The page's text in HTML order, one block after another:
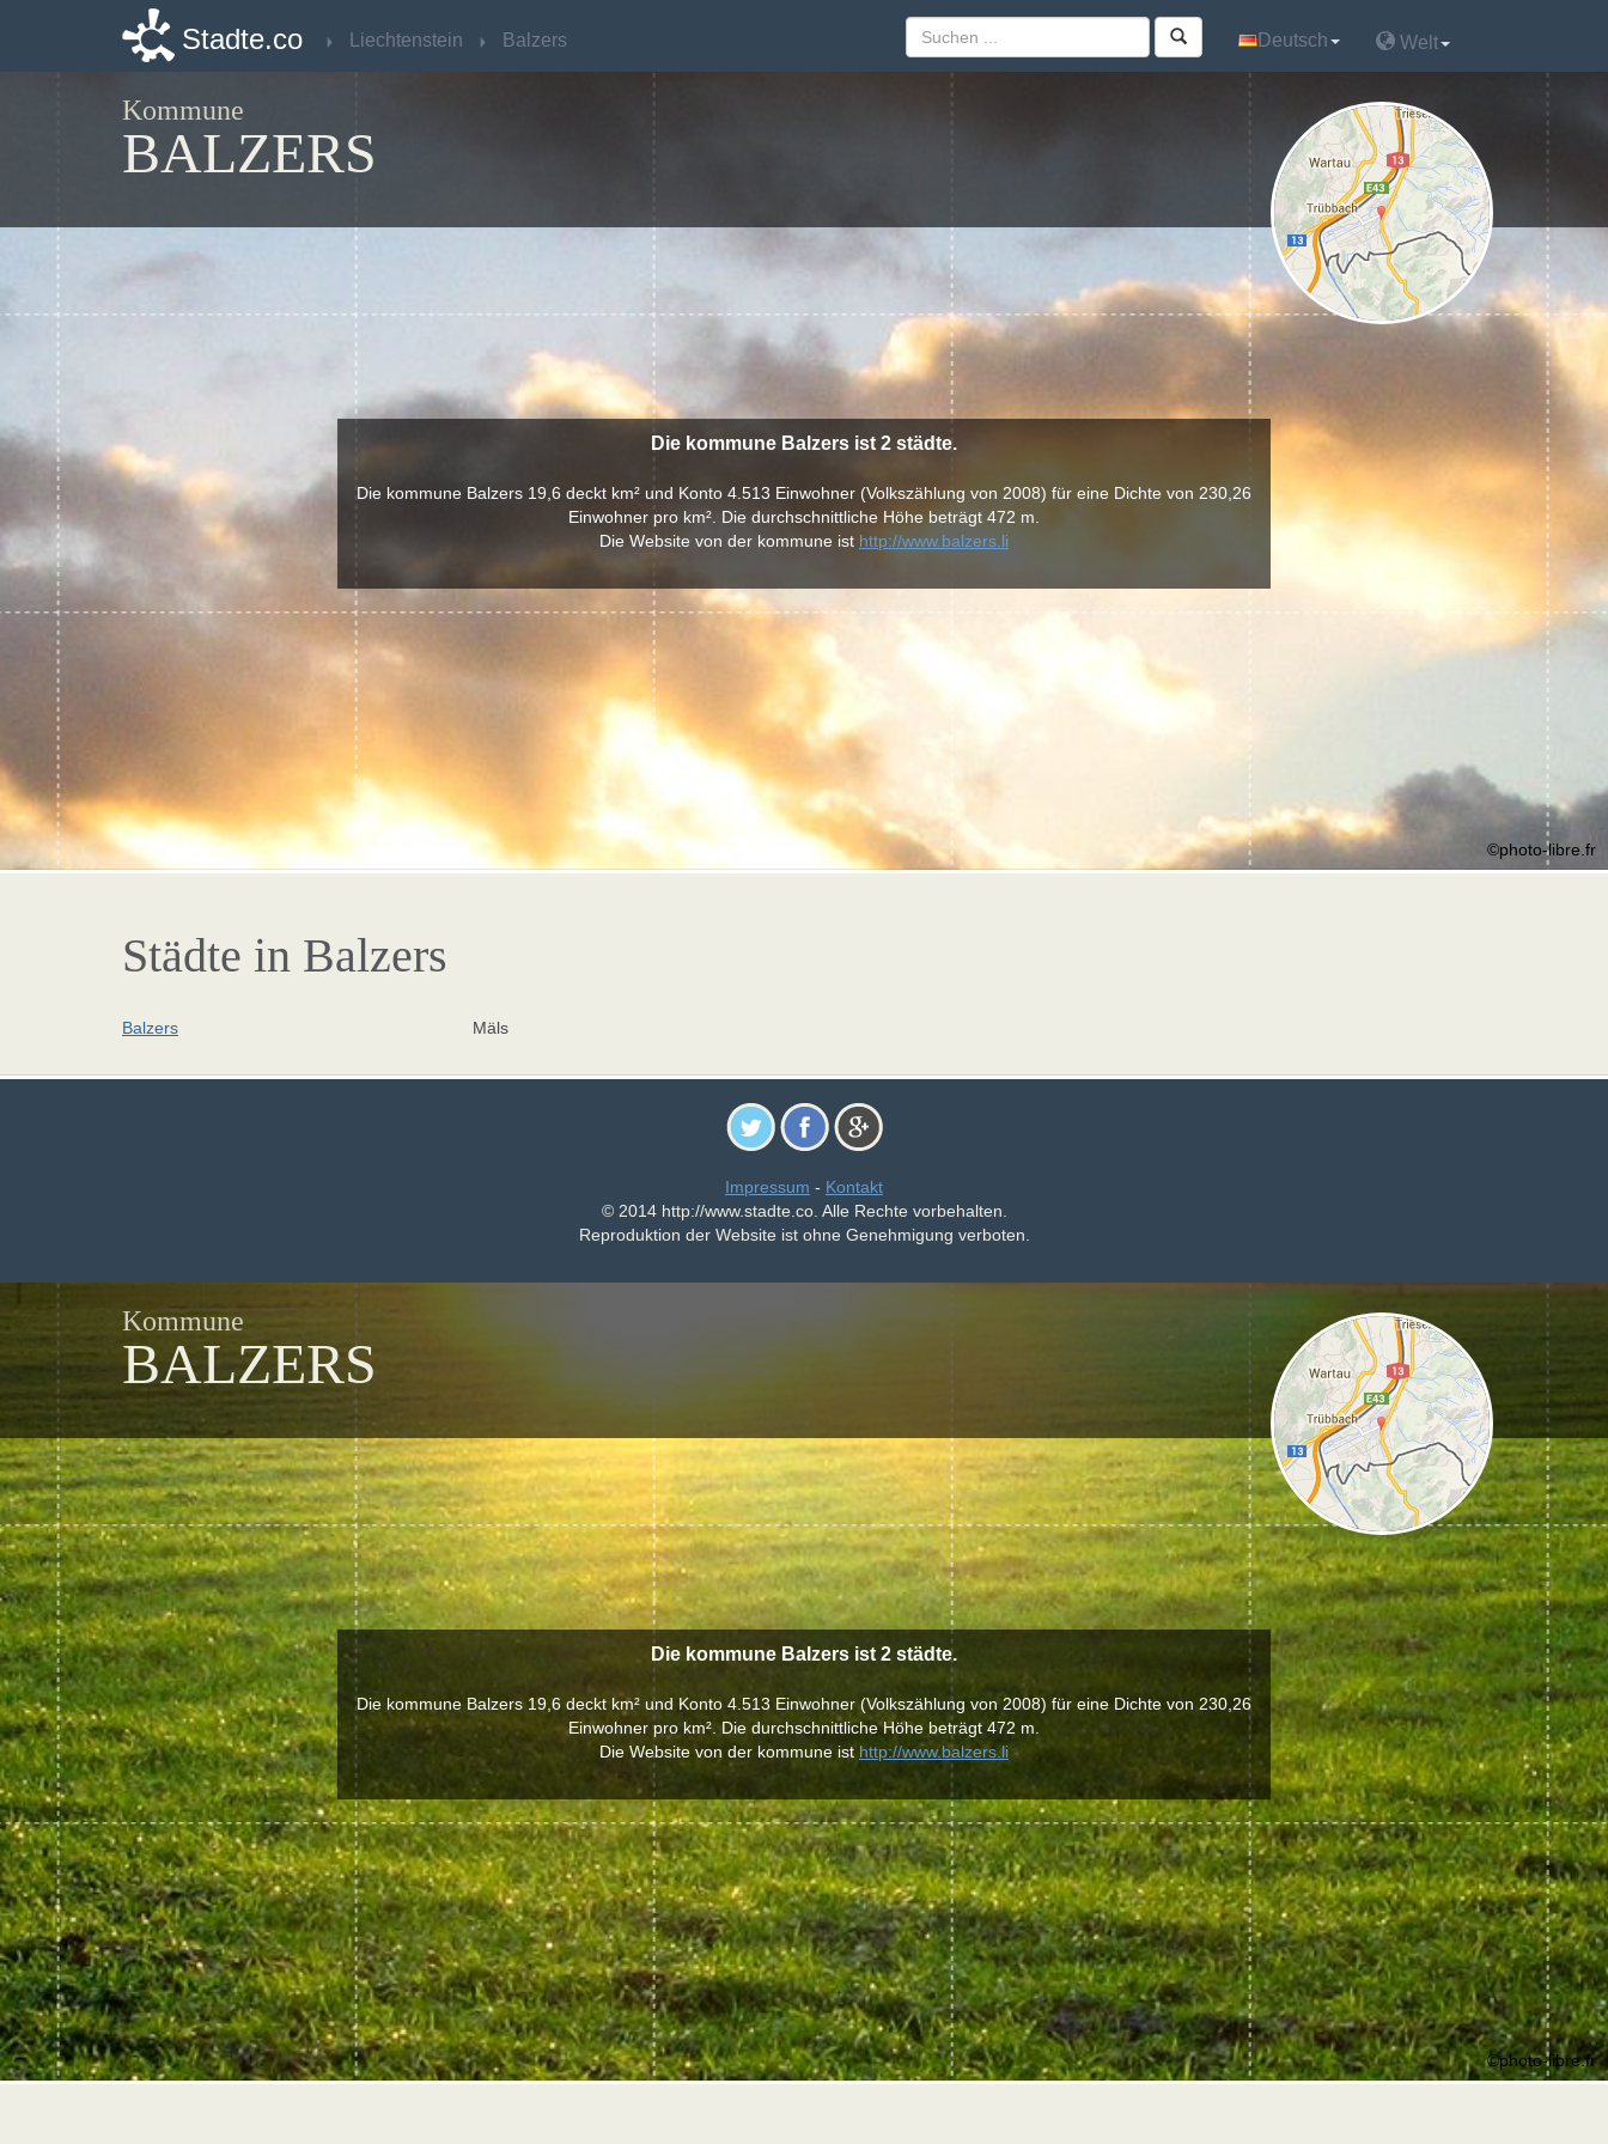
Stadte.co Liechtenstein Balzers Deutsch Welt
Kommune
BALZERS
Die kommune Balzers ist 2 städte.
Die kommune Balzers 19,6 deckt km² und Konto 4.513 Einwohner (Volkszählung von 2008) für eine Dichte von 230,26
Einwohner pro km². Die durchschnittliche Höhe beträgt 472 m.
Die Website von der kommune ist http://www.balzers.li
©photo-libre.fr
Städte in Balzers
Balzers Mäls
Impressum - Kontakt
© 2014 http://www.stadte.co. Alle Rechte vorbehalten.
Reproduktion der Website ist ohne Genehmigung verboten.
Stadte.co Liechtenstein Balzers Deutsch Welt
Kommune
BALZERS
Die kommune Balzers ist 2 städte.
Die kommune Balzers 19,6 deckt km² und Konto 4.513 Einwohner (Volkszählung von 2008) für eine Dichte von 230,26
Einwohner pro km². Die durchschnittliche Höhe beträgt 472 m.
Die Website von der kommune ist http://www.balzers.li
©photo-libre.fr